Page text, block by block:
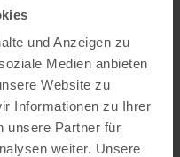
und Anzeigen zu
Medien anbieten
Website zu
Informationen zu Ihrer
unsere Partner für
weiter. Unsere
responsible for